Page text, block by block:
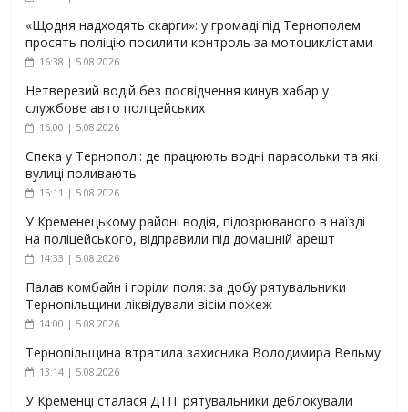
«Щодня надходять скарги»: у громаді під Тернополем
просять поліцію посилити контроль за мотоциклістами
16:38 | 5.08.2026
Нетверезий водій без посвідчення кинув хабар у
службове авто поліцейських
16:00 | 5.08.2026
Спека у Тернополі: де працюють водні парасольки та які
вулиці поливають
15:11 | 5.08.2026
У Кременецькому районі водія, підозрюваного в наїзді
на поліцейського, відправили під домашній арешт
14:33 | 5.08.2026
Палав комбайн і горіли поля: за добу рятувальники
Тернопільщини ліквідували вісім пожеж
14:00 | 5.08.2026
Тернопільщина втратила захисника Володимира Вельму
13:14 | 5.08.2026
У Кременці сталася ДТП: рятувальники деблокували